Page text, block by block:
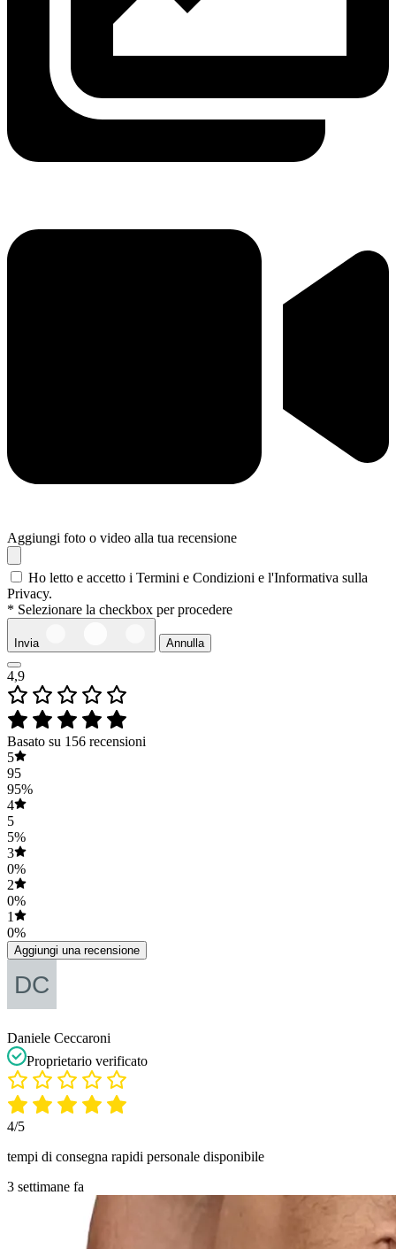
Aggiungi foto o video alla tua recensione
Ho letto e accetto i Termini e Condizioni e l'Informativa sulla
Privacy.
* Selezionare la checkbox per procedere
Invia Annulla
4,9
Basato su 156 recensioni
5
95
95%
4
5
5%
3
0%
2
0%
1
0%
Aggiungi una recensione
Daniele Ceccaroni
Proprietario verificato
4/5
tempi di consegna rapidi personale disponibile
3 settimane fa